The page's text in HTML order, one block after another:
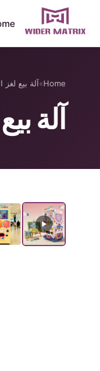
Home
»آلة بيع لغز
آلة